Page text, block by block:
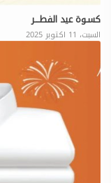
كسـوة عيد الفطـــر
السبت، 11 اكتوبر 2025